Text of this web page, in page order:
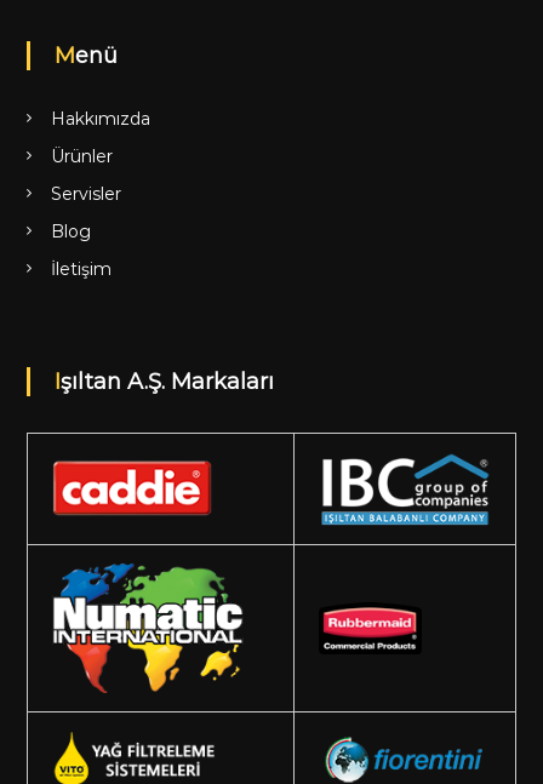
Menü
Hakkımızda
Ürünler
Servisler
Blog
İletişim
Işıltan A.Ş. Markaları